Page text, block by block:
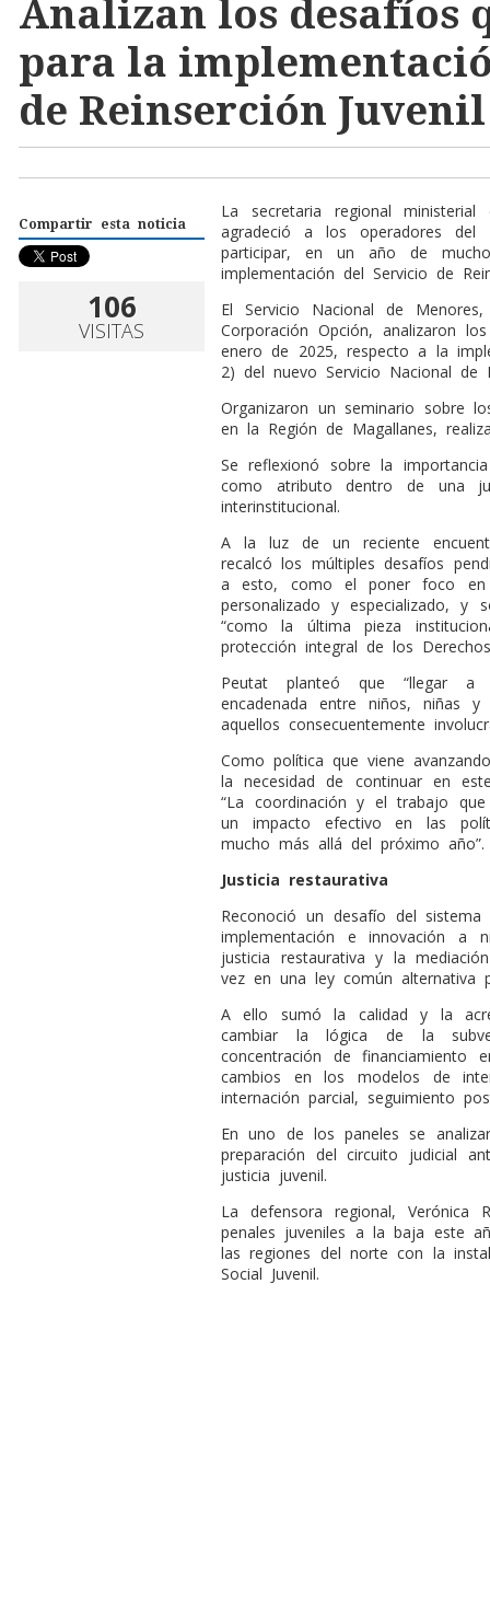
Analizan los desafíos
para la
de Reinserción Juvenil
Compartir esta noticia
106
VISITAS
La secretaria regional
agradeció a los operadores del
participar, en un año de
implementación del Servicio de
El Servicio Nacional de
Corporación Opción, analizaron
enero de 2025, respecto a la
2) del nuevo Servicio Nacional de
Organizaron un seminario sobre
en la Región de Magallanes,
Se reflexionó sobre la
como atributo dentro de una
interinstitucional.
A la luz de un reciente
recalcó los múltiples desafíos
a esto, como el poner foco en
personalizado y especializado, y
“como la última pieza
protección integral de los
Peutat planteó que “llegar a
encadenada entre niños, niñas
aquellos consecuentemente
Como política que viene
la necesidad de continuar en
“La coordinación y el trabajo
un impacto efectivo en las
mucho más allá del próximo año”.
Justicia restaurativa
Reconoció un desafío del
implementación e innovación
justicia restaurativa y la
vez en una ley común alternativa
A ello sumó la calidad y la
cambiar la lógica de la
concentración de
cambios en los modelos de
internación parcial, seguimiento
En uno de los paneles se
preparación del circuito judicial
justicia juvenil.
La defensora regional,
penales juveniles a la baja este
las regiones del norte con la
Social Juvenil.